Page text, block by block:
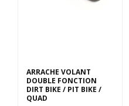
ARRACHE VOLANT
DOUBLE FONCTION
DIRT BIKE / PIT BIKE /
QUAD